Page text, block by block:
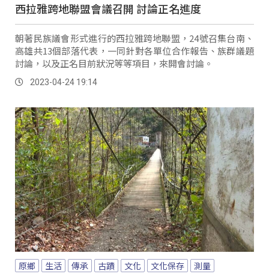
西拉雅跨地聯盟會議召開 討論正名進度
朝著民族議會形式進行的西拉雅跨地聯盟，24號召集台南、
高雄共13個部落代表，一同針對各單位合作報告、族群議題
討論，以及正名目前狀況等等項目，來開會討論。
2023-04-24 19:14
原鄉 生活 傳承 古蹟 文化 文化保存
測量